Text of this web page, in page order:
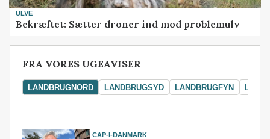
ULVE
Bekræftet: Sætter droner ind mod problemulv
FRA VORES UGEAVISER
LANDBRUGNORD LANDBRUGSYD LANDBRUGFYN
CAP-I-DANMARK